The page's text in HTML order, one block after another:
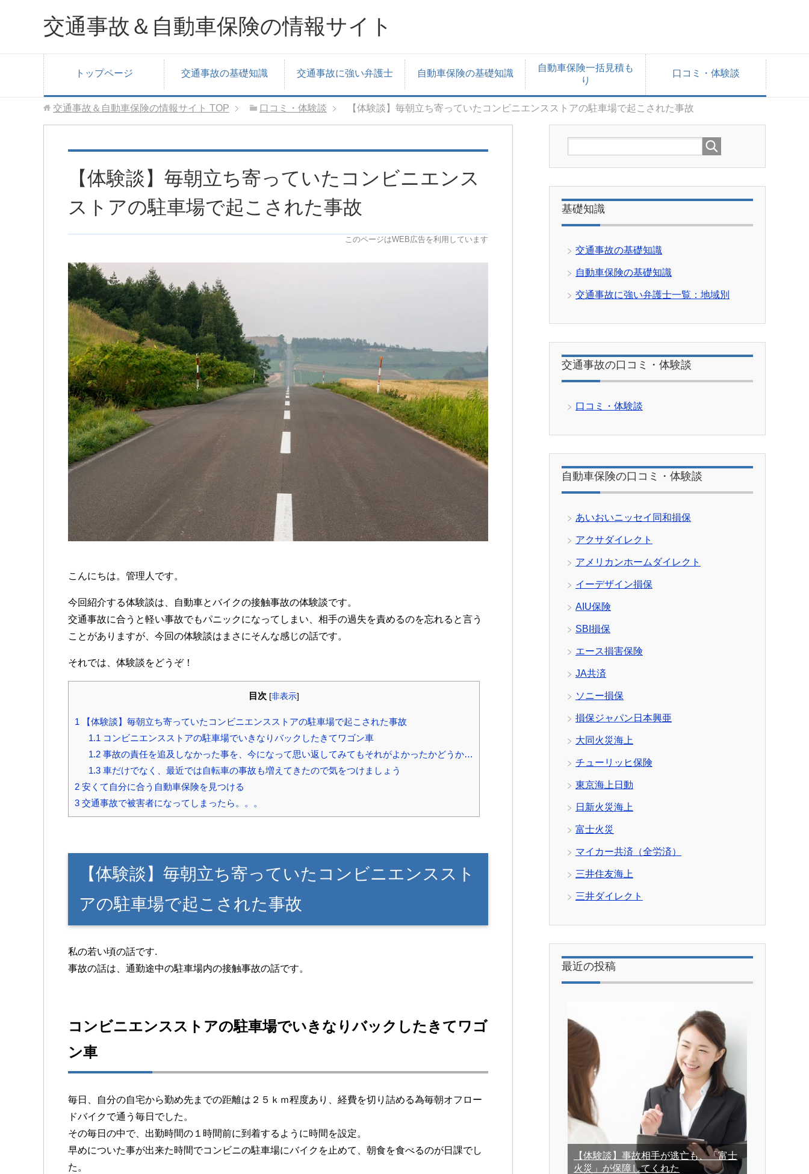
交通事故＆自動車保険の情報サイト
トップページ 交通事故の基礎知識 交通事故に強い弁護士 自動車保険の基礎知識
自動車保険一括見積も
り
口コミ・体験談
交通事故＆自動車保険の情報サイト TOP 口コミ・体験談 【体験談】毎朝立ち寄っていたコンビニエンスストアの駐車場で起こされた事故
【体験談】毎朝立ち寄っていたコンビニエンス
ストアの駐車場で起こされた事故
このページはWEB広告を利用しています
こんにちは。管理人です。
今回紹介する体験談は、自動車とバイクの接触事故の体験談です。
交通事故に合うと軽い事故でもパニックになってしまい、相手の過失を責めるのを忘れると言う
ことがありますが、今回の体験談はまさにそんな感じの話です。
それでは、体験談をどうぞ！
目次 [非表示]
1 【体験談】毎朝立ち寄っていたコンビニエンスストアの駐車場で起こされた事故
1.1 コンビニエンスストアの駐車場でいきなりバックしたきてワゴン車
1.2事故の責任を追及しなかった事を、今になって思い返してみてもそれがよかったかどうか…
1.3車だけでなく、最近では自転車の事故も増えてきたので気をつけましょう
2 安くて自分に合う自動車保険を見つける
3 交通事故で被害者になってしまったら。。。
【体験談】毎朝立ち寄っていたコンビニエンススト
アの駐車場で起こされた事故
私の若い頃の話です.
事故の話は、通勤途中の駐車場内の接触事故の話です。
コンビニエンスストアの駐車場でいきなりバックしたきてワゴ
ン車
毎日、自分の自宅から勤め先までの距離は２５ｋｍ程度あり、経費を切り詰める為毎朝オフロー
ドバイクで通う毎日でした。
その毎日の中で、出勤時間の１時間前に到着するように時間を設定。
早めについた事が出来た時間でコンビニの駐車場にバイクを止めて、朝食を食べるのが日課でし
た。
基礎知識
交通事故の基礎知識
自動車保険の基礎知識
交通事故に強い弁護士一覧：地域別
交通事故の口コミ・体験談
口コミ・体験談
自動車保険の口コミ・体験談
あいおいニッセイ同和損保
アクサダイレクト
アメリカンホームダイレクト
イーデザイン損保
AIU保険
SBI損保
エース損害保険
JA共済
ソニー損保
損保ジャパン日本興亜
大同火災海上
チューリッヒ保険
東京海上日動
日新火災海上
富士火災
マイカー共済（全労済）
三井住友海上
三井ダイレクト
最近の投稿
【体験談】事故相手が逃亡も、「富士
火災」が保障してくれた